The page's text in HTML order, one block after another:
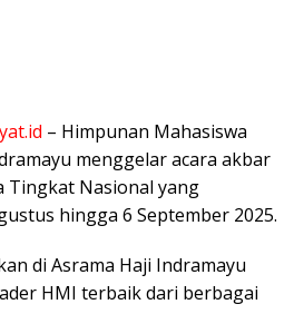
– Himpunan Mahasiswa
menggelar acara akbar
Tingkat Nasional yang
hingga 6 September 2025.
di Asrama Haji Indramayu
HMI terbaik dari berbagai